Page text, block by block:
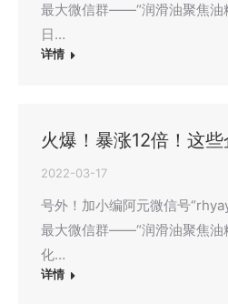
最大微信群——“润滑油聚焦油
日…
详情
火爆！暴涨12倍！这些
2022-03-17
号外！加小编阿元微信号
最大微信群——“润滑油聚焦油
化…
详情